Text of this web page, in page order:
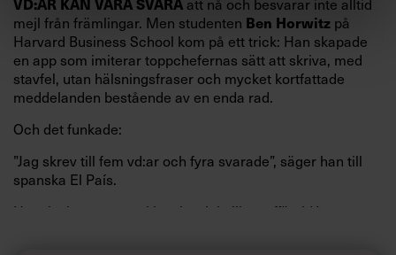
VD:AR KAN VARA SVÅRA
mejl från främlingar. Men studenten Ben Horwitz på
Harvard Business School kom på ett trick: Han skapade
en app som imiterar toppchefernas sätt att skriva, med
stavfel, utan hälsningsfraser och mycket kortfattade
meddelanden bestående av en enda rad.
Och det funkade:
”Jag skrev till fem vd:ar och fyra svarade”, säger han till
spanska El País.
Horwitz har nu utvecklat sitt trick till en affärsidé: appen